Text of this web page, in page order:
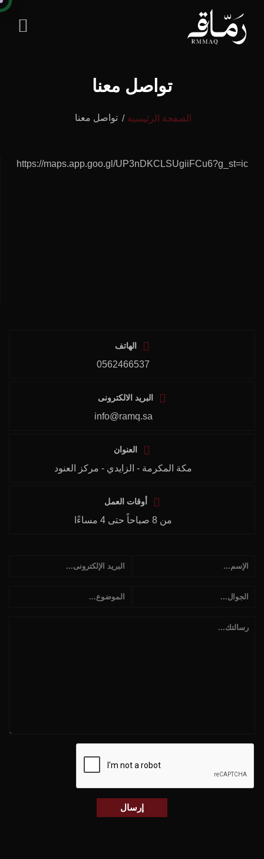
تواصل معنا
الصفحة الرئيسية تواصل معنا
https://maps.app.goo.gl/UP3nDKCLSUgiiFCu6?g_st=ic
الهاتف
0562466537
البريد الالكترونى
info@ramq.sa
العنوان
مكة المكرمة - الزايدي - مركز العنود
أوقات العمل
من 8 صباحاً حتى 4 مساءًا
إرسال